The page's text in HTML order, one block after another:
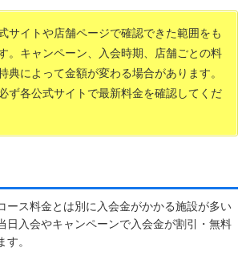
サイトや店舗ページで確認できた範囲をも
。キャンペーン、入会時期、店舗ごとの料
典によって金額が変わる場合があります。
ず各公式サイトで最新料金を確認してくだ
ース料金とは別に入会金がかかる施設が多い
日入会やキャンペーンで入会金が割引・無料
。